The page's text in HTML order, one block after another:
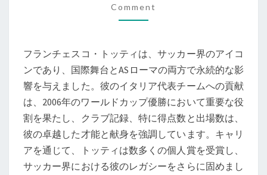
ス
コ・
ッ
テ
ィ：
ワ
ー
ル
ド
カ
Comment
フランチェスコ・トッティは、サッカー界のアイコ
ンであり、国際舞台とASローマの両方で永続的な影
響を与えました。彼のイタリア代表チームへの貢献
は、2006年のワールドカップ優勝において重要な役
割を果たし、クラブ記録、特に得点数と出場数は、
彼の卓越した才能と献身を強調しています。キャリ
アを通じて、トッティは数多くの個人賞を受賞し、
サッカー界における彼のレガシーをさらに固めまし